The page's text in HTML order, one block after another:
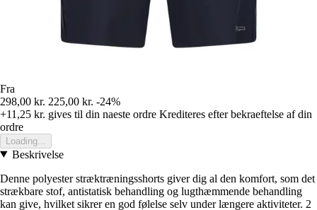
Fra
298,00 kr. 225,00 kr. -24%
+11,25 kr. gives til din naeste ordre Krediteres efter bekraeftelse af din
ordre
Loading...
Beskrivelse
Denne polyester stræktræningsshorts giver dig al den komfort, som det
strækbare stof, antistatisk behandling og lugthæmmende behandling
kan give, hvilket sikrer en god følelse selv under længere aktiviteter. 2